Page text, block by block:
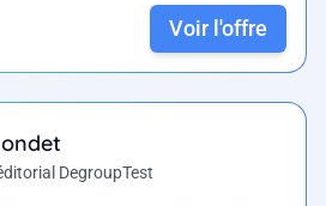
Voir l'offre
DegroupTest